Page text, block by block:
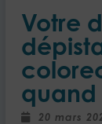
Votre
quand
20 mars